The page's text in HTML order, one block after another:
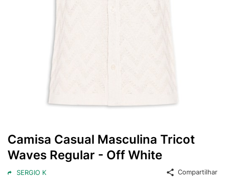
Camisa Casual Masculina Tricot
Waves Regular - Off White
SERGIO K Compartilhar